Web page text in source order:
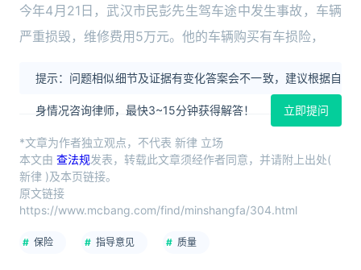
今年4月21日，武汉市民彭先生驾车途中发生事故，车辆
严重损毁，维修费用5万元。他的车辆购买有车损险，
提示：问题相似细节及证据有变化答案会不一致，建议根据自
身情况咨询律师，最快3~15分钟获得解答！ 立即提问
*文章为作者独立观点，不代表 新律 立场
本文由 查法规发表，转载此文章须经作者同意，并请附上出处(
新律 )及本页链接。
原文链接
https://www.mcbang.com/find/minshangfa/304.html
保险 指导意见 质量